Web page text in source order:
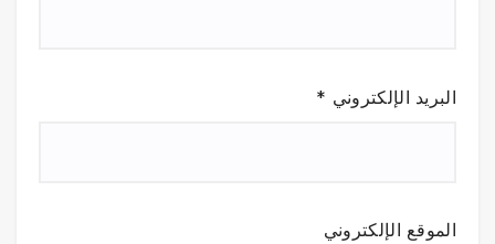
البريد الإلكتروني *
الموقع الإلكتروني